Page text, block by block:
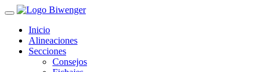
Inicio
Alineaciones
Secciones
Consejos